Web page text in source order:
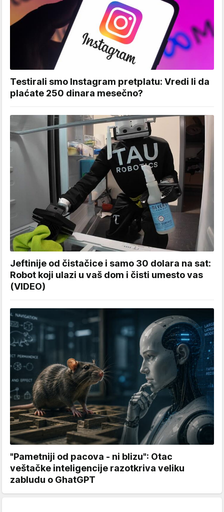
Testirali smo Instagram pretplatu: Vredi li da
plaćate 250 dinara mesečno?
Jeftinije od čistačice i samo 30 dolara na sat:
Robot koji ulazi u vaš dom i čisti umesto vas
(VIDEO)
"Pametniji od pacova - ni blizu": Otac
veštačke inteligencije razotkriva veliku
zabludu o GhatGPT